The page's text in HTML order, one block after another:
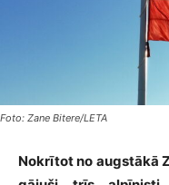
Foto: Zane Bitere/LETA
Nokrītot no augstākā